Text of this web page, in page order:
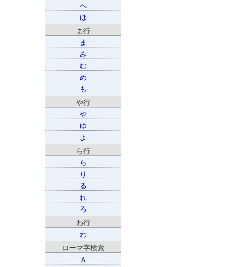
へ
ほ
ま行
ま
み
む
め
も
や行
や
ゆ
よ
ら行
ら
り
る
れ
ろ
わ行
わ
ローマ字検索
Ａ